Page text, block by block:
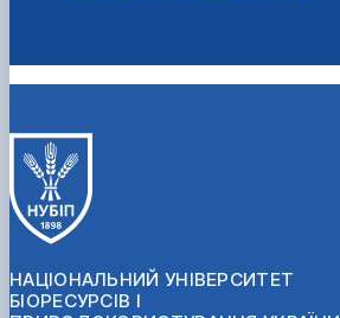
НАЦІОНАЛЬНИЙ УНІВЕРСИТЕТ
БІОРЕСУРСІВ І